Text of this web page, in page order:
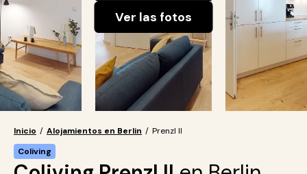
Ver las fotos
Inicio / Alojamientos en Berlin / Prenzl II
Coliving